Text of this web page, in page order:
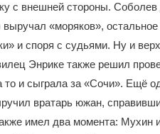
с внешней стороны.
выручал «моряков»,
и споря с судьями. Ну и
Энрике также решил
то и сыграла за «Сочи». Ещё
вратарь южан,
имел два момента: Мухин